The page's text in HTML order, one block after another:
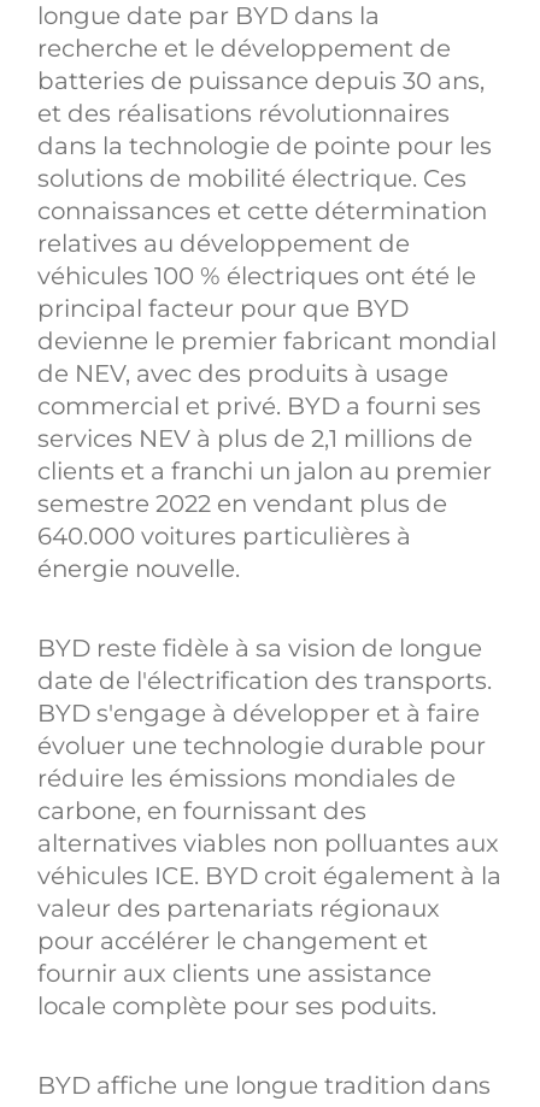
longue date par BYD dans la
recherche et le développement de
batteries de puissance depuis 30 ans,
et des réalisations révolutionnaires
dans la technologie de pointe pour les
solutions de mobilité électrique. Ces
connaissances et cette détermination
relatives au développement de
véhicules 100 % électriques ont été le
principal facteur pour que BYD
devienne le premier fabricant mondial
de NEV, avec des produits à usage
commercial et privé. BYD a fourni ses
services NEV à plus de 2,1 millions de
clients et a franchi un jalon au premier
semestre 2022 en vendant plus de
640.000 voitures particulières à
énergie nouvelle.
BYD reste fidèle à sa vision de longue
date de l'électrification des transports.
BYD s'engage à développer et à faire
évoluer une technologie durable pour
réduire les émissions mondiales de
carbone, en fournissant des
alternatives viables non polluantes aux
véhicules ICE. BYD croit également à la
valeur des partenariats régionaux
pour accélérer le changement et
fournir aux clients une assistance
locale complète pour ses poduits.
BYD affiche une longue tradition dans